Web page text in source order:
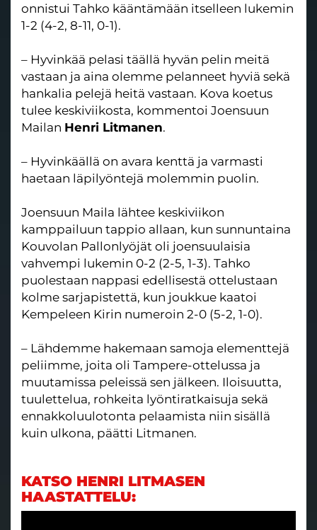
onnistui Tahko kääntämään itselleen lukemin
1-2 (4-2, 8-11, 0-1).
– Hyvinkää pelasi täällä hyvän pelin meitä
vastaan ja aina olemme pelanneet hyviä sekä
hankalia pelejä heitä vastaan. Kova koetus
tulee keskiviikosta, kommentoi Joensuun
Mailan Henri Litmanen.
– Hyvinkäällä on avara kenttä ja varmasti
haetaan läpilyöntejä molemmin puolin.
Joensuun Maila lähtee keskiviikon
kamppailuun tappio allaan, kun sunnuntaina
Kouvolan Pallonlyöjät oli joensuulaisia
vahvempi lukemin 0-2 (2-5, 1-3). Tahko
puolestaan nappasi edellisestä ottelustaan
kolme sarjapistettä, kun joukkue kaatoi
Kempeleen Kirin numeroin 2-0 (5-2, 1-0).
– Lähdemme hakemaan samoja elementtejä
peliimme, joita oli Tampere-ottelussa ja
muutamissa peleissä sen jälkeen. Iloisuutta,
tuulettelua, rohkeita lyöntiratkaisuja sekä
ennakkoluulotonta pelaamista niin sisällä
kuin ulkona, päätti Litmanen.
KATSO HENRI LITMASEN
HAASTATTELU: